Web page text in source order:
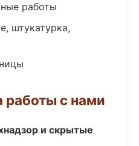
работы
штукатурка,
с нами
и скрытые